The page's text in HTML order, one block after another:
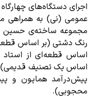
اجرای دستگاه های
عمومی (نی) به همراهی
مجموعه ساخته‌ی حسین
رنگ دشتی (بر اساس قطعه
اساس قطعه ای از استاد
اساس یک تصنیف قدیمی)،
پیش درآمد همایون و
محجوبی).